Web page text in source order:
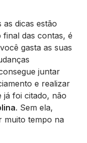
dicas estão
final das contas, é
gasta as suas
juntar
e realizar
já foi citado, não
. Sem ela,
muito tempo na